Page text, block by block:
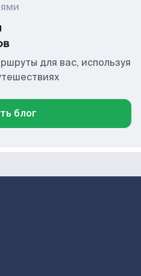
для вас, используя
блог